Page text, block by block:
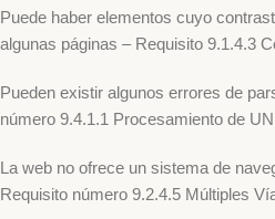
Puede haber elementos cuyo
algunas páginas – Requisito 9.1.4.3
Pueden existir algunos errores de
número 9.4.1.1 Procesamiento de
La web no ofrece un sistema de
Requisito número 9.2.4.5 Múltiples